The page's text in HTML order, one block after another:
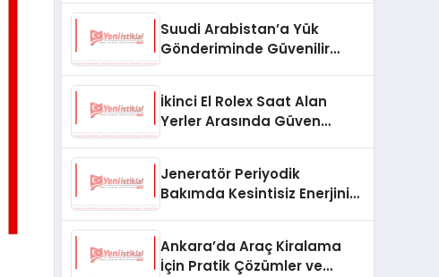
Suudi Arabistan’a Yük
Gönderiminde Güvenilir
İkinci El Rolex Saat Alan
Yerler Arasında Güven
Jeneratör Periyodik
Bakımda Kesintisiz Enerjinin
Ankara’da Araç Kiralama
İçin Pratik Çözümler ve